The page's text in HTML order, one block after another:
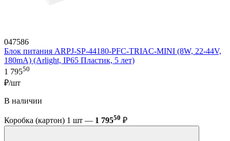
047586
Блок питания ARPJ-SP-44180-PFC-TRIAC-MINI (8W, 22-44V,
180mA) (Arlight, IP65 Пластик, 5 лет)
1 79550
₽/шт
В наличии
Коробка (картон) 1 шт — 1 79550 ₽